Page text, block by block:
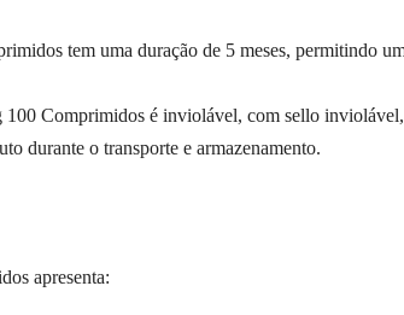
tem uma duração de 5 meses, permitindo
Comprimidos é inviolável, com sello
durante o transporte e armazenamento.
apresenta: